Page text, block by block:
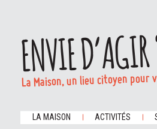
ENVIE
La Maison, un lieu citoyen
LA MAISON ACTIVITÉS